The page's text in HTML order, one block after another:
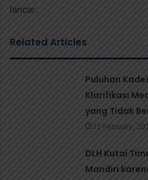
lancar.
Related Articles
Puluhan
Klarifikasi
yang Tidak
12 February,
DLH Kutai
Mandiri